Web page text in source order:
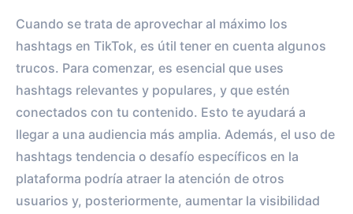
Cuando se trata de aprovechar al máximo los
hashtags en TikTok, es útil tener en cuenta algunos
trucos. Para comenzar, es esencial que uses
hashtags relevantes y populares, y que estén
conectados con tu contenido. Esto te ayudará a
llegar a una audiencia más amplia. Además, el uso de
hashtags tendencia o desafío específicos en la
plataforma podría atraer la atención de otros
usuarios y, posteriormente, aumentar la visibilidad